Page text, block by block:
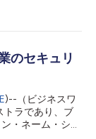
つつあります。
ますます前向き
（GP）は、そ
性が高く、投資
求められてお
は、北米、欧
社を対象
CFO 2026：
のセキュリ
)--（ビジネスワ
トラであり、ブ
・ネーム・シス